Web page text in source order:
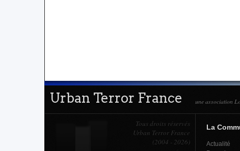
Urban Terror France une association
Tous droits réservés
Urban Terror France
(2004 - 2026)
La
Actualité